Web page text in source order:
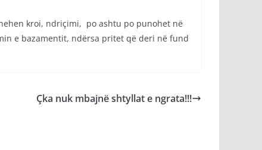
kroi, ndriçimi, po ashtu po punohet në
e bazamentit, ndërsa pritet që deri në fund
Çka nuk mbajnë shtyllat e ngrata!!!